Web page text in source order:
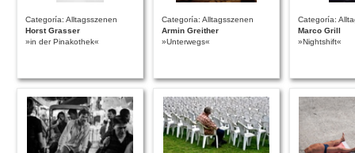
Categoría: Alltagsszenen
Horst Grasser
»in der Pinakothek«
Categoría: Alltagsszenen
Armin Greither
»Unterwegs«
Categoría:
Marco Grill
»Nightshift«